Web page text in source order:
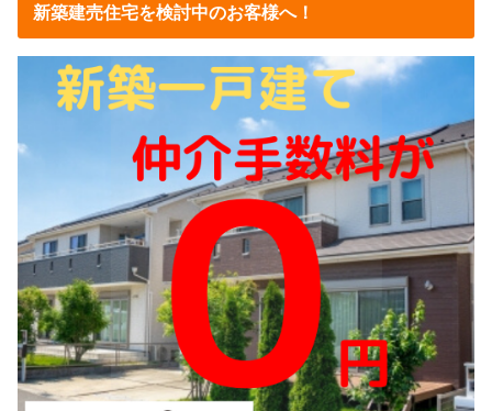
新築建売住宅を検討中のお客様へ！